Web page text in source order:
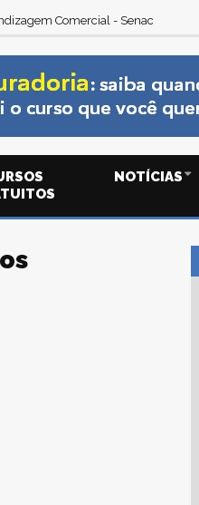
Comercial - Senac
NOTÍCIAS